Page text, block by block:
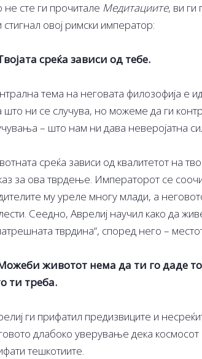
не сте ги прочитале Медитациите, ви ги
стигнал овој римски император:
среќа зависи од тебе.
тема на неговата филозофија е
што ни се случува, но можеме да ги
– што нам ни дава неверојатна
среќа зависи од квалитетот на
за ова тврдење. Императорот се
му уреле многу млади, а
Сеедно, Аврелиј научил како да
тврдина“, според него –
животот нема да ти го даде
ти треба.
ги прифатил предизвиците и
длабоко уверување дека
тешкотиите.